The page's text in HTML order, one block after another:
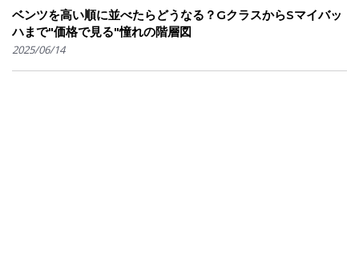
ベンツを高い順に並べたらどうなる？GクラスからSマイバッ
ハまで"価格で見る"憧れの階層図
2025/06/14